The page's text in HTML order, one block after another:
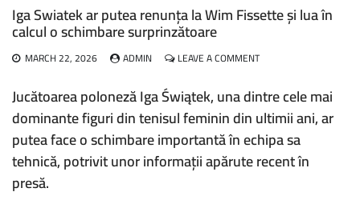
Iga Swiatek ar putea renunța la Wim Fissette și lua în
calcul o schimbare surprinzătoare
MARCH 22, 2026 ADMIN LEAVE A COMMENTON
AR
PUTEA
RENUNȚA
LA
WIM
FISSETTE
Jucătoarea poloneză Iga Świątek, una dintre cele mai
dominante figuri din tenisul feminin din ultimii ani, ar
putea face o schimbare importantă în echipa sa
tehnică, potrivit unor informații apărute recent în
presă.